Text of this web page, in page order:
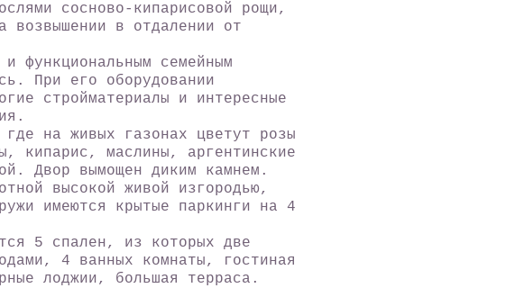
сосново-кипарисовой рощи,
возвышении в отдалении от
функциональным семейным
При его оборудовании
стройматериалы и интересные
на живых газонах цветут розы
кипарис, маслины, аргентинские
Двор вымощен диким камнем.
высокой живой изгородью,
имеются крытые паркинги на 4
5 спален, из которых две
4 ванных комнаты, гостиная
лоджии, большая терраса.